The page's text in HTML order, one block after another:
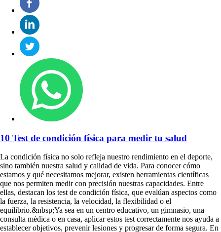
10 Test de condición física para medir tu salud
La condición física no solo refleja nuestro rendimiento en el deporte,
sino también nuestra salud y calidad de vida. Para conocer cómo
estamos y qué necesitamos mejorar, existen herramientas científicas
que nos permiten medir con precisión nuestras capacidades. Entre
ellas, destacan los test de condición física, que evalúan aspectos como
la fuerza, la resistencia, la velocidad, la flexibilidad o el
equilibrio.&nbsp;Ya sea en un centro educativo, un gimnasio, una
consulta médica o en casa, aplicar estos test correctamente nos ayuda a
establecer objetivos, prevenir lesiones y progresar de forma segura. En